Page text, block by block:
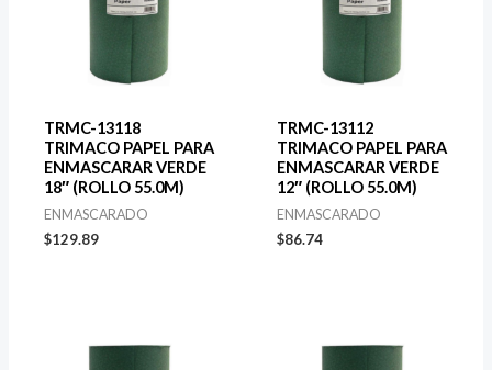
TRMC-13118
TRIMACO PAPEL PARA
ENMASCARAR VERDE
18″ (ROLLO 55.0M)
ENMASCARADO
$129.89
TRMC-13112
TRIMACO PAPEL PARA
ENMASCARAR VERDE
12″ (ROLLO 55.0M)
ENMASCARADO
$86.74